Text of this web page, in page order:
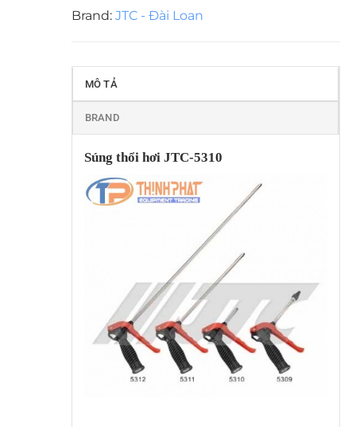
Brand: JTC - Đài Loan
MÔ TẢ
BRAND
Súng thổi hơi JTC-5310